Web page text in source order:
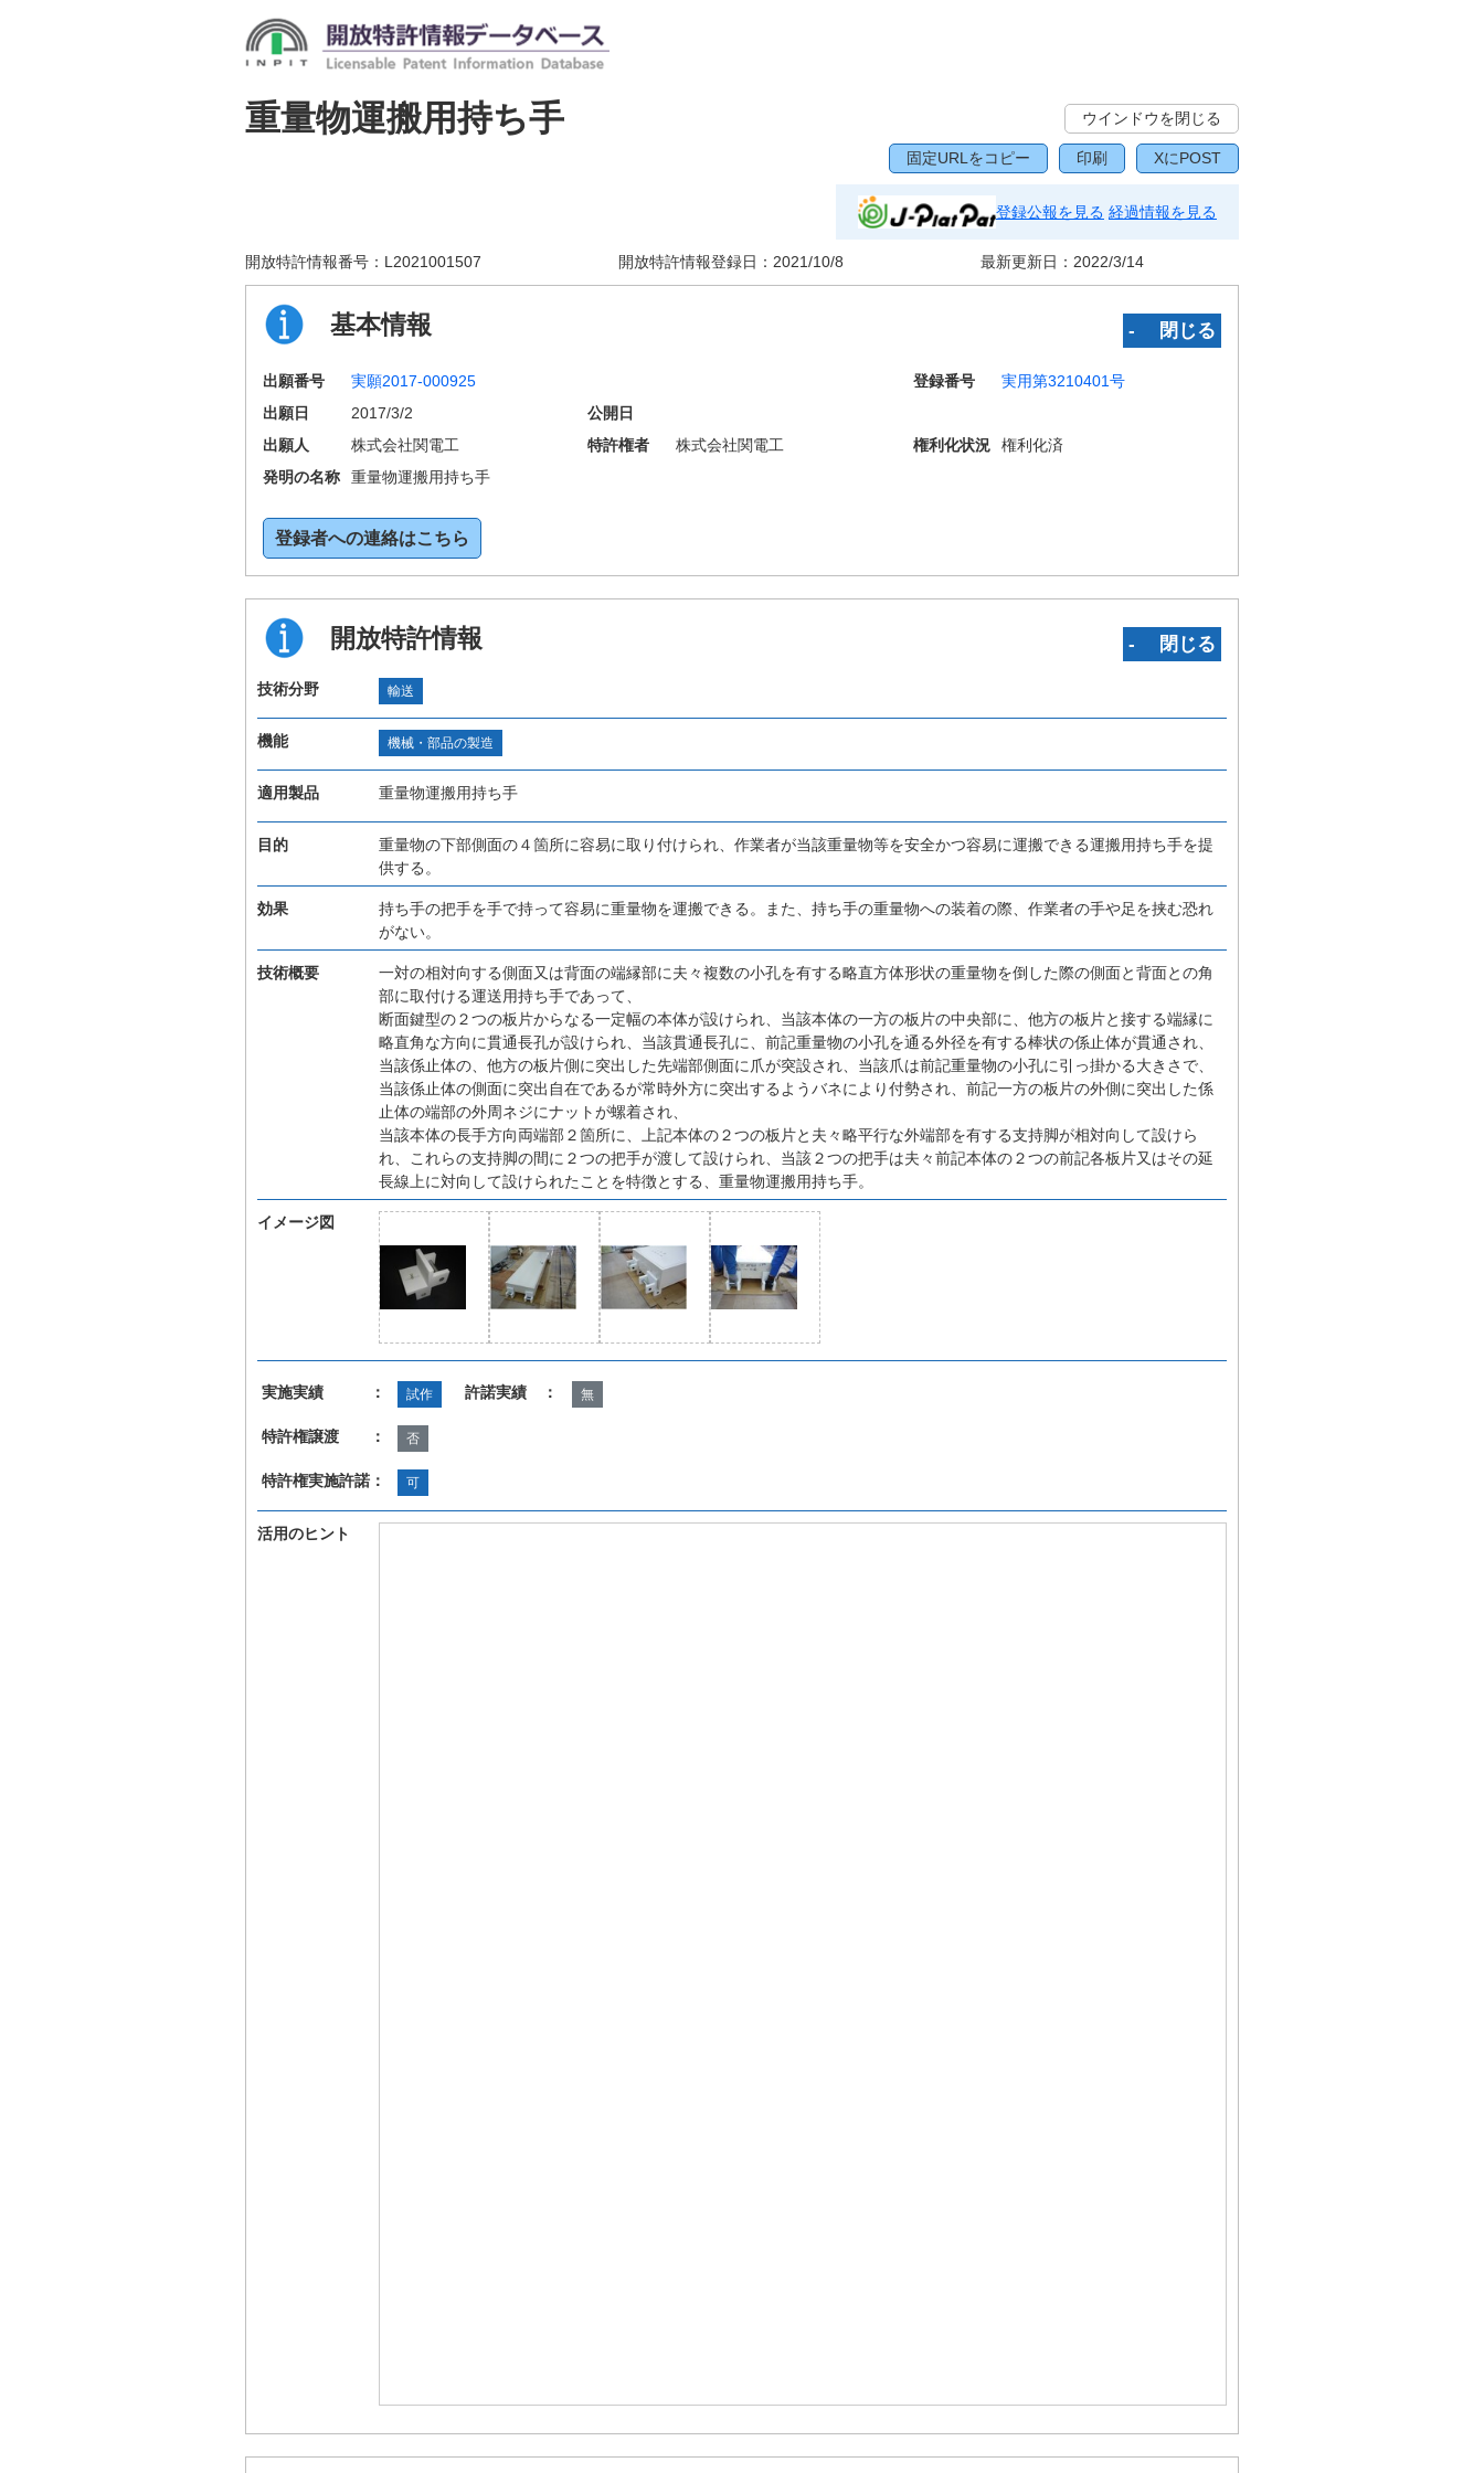
重量物運搬用持ち手 ウインドウを閉じる
固定URLをコピー 印刷 XにPOST
登録公報を見る 経過情報を見る
開放特許情報番号： L2021001507 開放特許情報登録日： 2021/10/8 最新更新日： 2022/3/14
基本情報 ‐ 閉じる
出願番号 実願2017-000925 登録番号
実用第3210401号
出願日
2017/3/2
公開日
出願人
株式会社関電工 特許権者 株式会社関電工 権利化状況
権利化済
発明の名称
重量物運搬用持ち手
登録者への連絡はこちら
開放特許情報 ‐ 閉じる
技術分野 輸送
機能 機械・部品の製造
適用製品 重量物運搬用持ち手
目的
重量物の下部側面の４箇所に容易に取り付けられ、作業者が当該重量物等を安全かつ容易に運搬できる運搬用持ち手を提
供する。
効果
持ち手の把手を手で持って容易に重量物を運搬できる。また、持ち手の重量物への装着の際、作業者の手や足を挟む恐れ
がない。
技術概要
一対の相対向する側面又は背面の端縁部に夫々複数の小孔を有する略直方体形状の重量物を倒した際の側面と背面との角
部に取付ける運送用持ち手であって、
断面鍵型の２つの板片からなる一定幅の本体が設けられ、当該本体の一方の板片の中央部に、他方の板片と接する端縁に
略直角な方向に貫通長孔が設けられ、当該貫通長孔に、前記重量物の小孔を通る外径を有する棒状の係止体が貫通され、
当該係止体の、他方の板片側に突出した先端部側面に爪が突設され、当該爪は前記重量物の小孔に引っ掛かる大きさで、
当該係止体の側面に突出自在であるが常時外方に突出するようバネにより付勢され、前記一方の板片の外側に突出した係
止体の端部の外周ネジにナットが螺着され、
当該本体の長手方向両端部２箇所に、上記本体の２つの板片と夫々略平行な外端部を有する支持脚が相対向して設けら
れ、これらの支持脚の間に２つの把手が渡して設けられ、当該２つの把手は夫々前記本体の２つの前記各板片又はその延
長線上に対向して設けられたことを特徴とする、重量物運搬用持ち手。
イメージ図
実施実績 ： 試作 許諾実績 ： 無
特許権譲渡 ： 否
特許権実施許諾： 可
活用のヒント